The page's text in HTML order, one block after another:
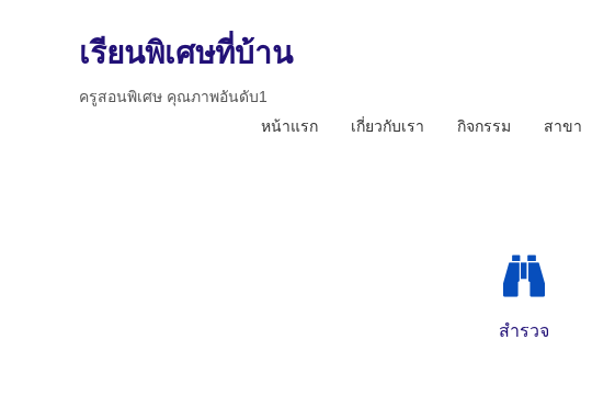
เรียนพิเศษที่บ้าน
ครูสอนพิเศษ คุณภาพอันดับ1
หน้าแรก
เกี่ยวกับเรา กิจกรรม สาขา
สำรวจ